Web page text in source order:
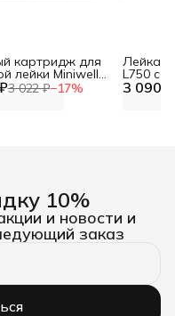
3 022 ₽−17%
картридж для
лейки Miniwell
3 090 ₽
Лейка
L750 со
10%
и новости и
заказ